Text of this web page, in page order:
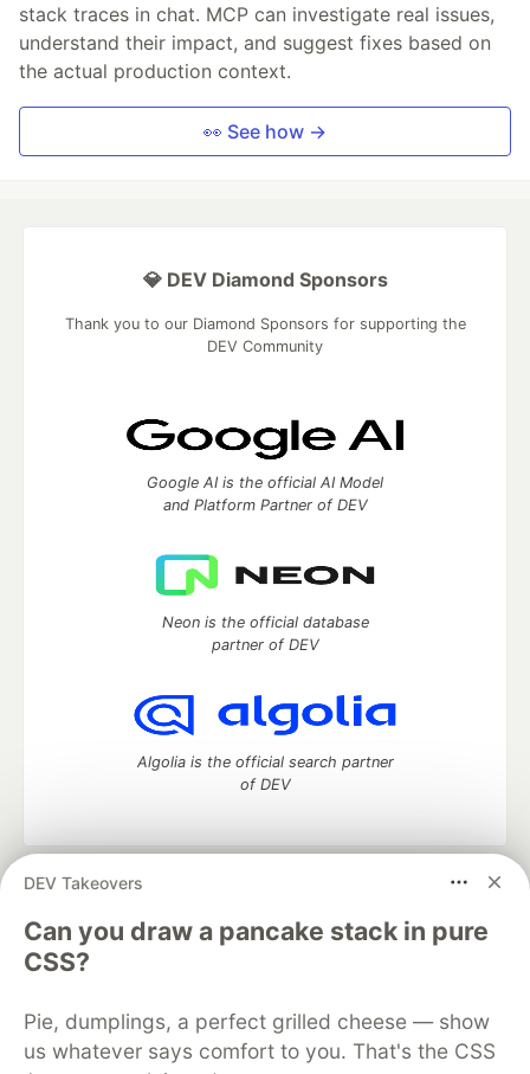
stack traces in chat. MCP can investigate real issues,
understand their impact, and suggest fixes based on
the actual production context.
👀 See how →
DEV Takeovers
Can you draw a pancake stack in pure
CSS?
Pie, dumplings, a perfect grilled cheese — show
us whatever says comfort to you. That's the CSS
💎 DEV Diamond Sponsors
Thank you to our Diamond Sponsors for supporting the
DEV Community
Google AI is the official AI Model
and Platform Partner of DEV
Neon is the official database
partner of DEV
Algolia is the official search partner
of DEV
DEV Community
development and manage your software career
Home
DEV Challenges DEV++
Videos
DEV Education Tracks
Free Postgres Database
DEV Shop
MLH
Code of Conduct
Privacy Policy
Terms of Use